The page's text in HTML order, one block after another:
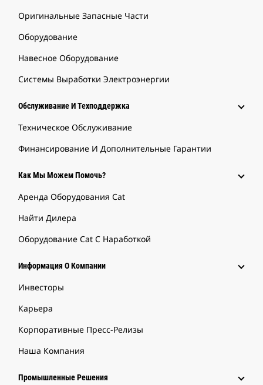
Оригинальные Запасные Части
Оборудование
Навесное Оборудование
Системы Выработки Электроэнергии
Обслуживание И Техподдержка
Техническое Обслуживание
Финансирование И Дополнительные Гарантии
Как Мы Можем Помочь?
Аренда Оборудования Cat
Найти Дилера
Оборудование Cat С Наработкой
Информация О Компании
Инвесторы
Карьера
Корпоративные Пресс-Релизы
Наша Компания
Промышленные Решения